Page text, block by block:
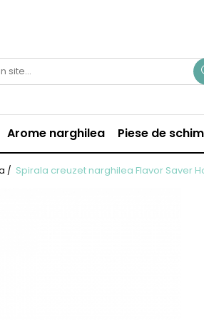
Arome narghilea Piese de
/ Spirala creuzet narghilea Flavor Saver